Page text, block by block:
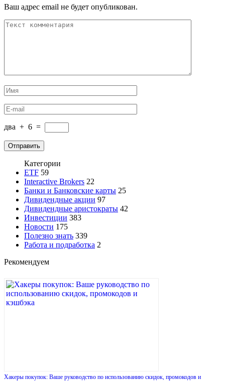
Ваш адрес email не будет опубликован.
два + 6 =
Категории
ETF 59
Interactive Brokers 22
Банки и Банковские карты 25
Дивидендные акции 97
Дивидендные аристократы 42
Инвестиции 383
Новости 175
Полезно знать 339
Работа и подработка 2
Рекомендуем
Хакеры покупок: Ваше руководство по использованию скидок, промокодов и